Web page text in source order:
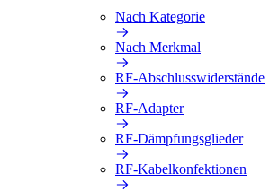
Nach Kategorie
Nach Merkmal
RF-Abschlusswiderstände
RF-Adapter
RF-Dämpfungsglieder
RF-Kabelkonfektionen